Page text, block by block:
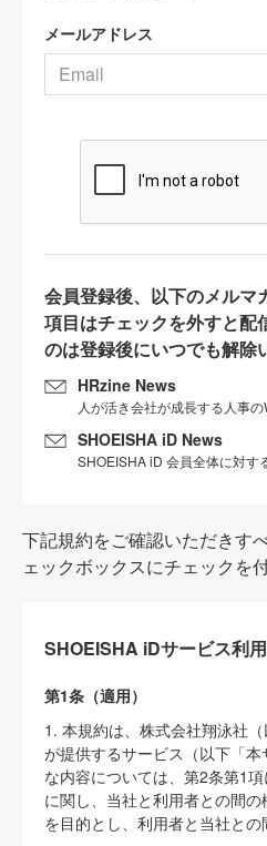
メールアドレス
会員登録後、以下のメルマ
項目はチェックを外すと配
のは登録後にいつでも解除
HRzine News
人が活き会社が成長する人事
SHOEISHA iD News
SHOEISHA iD 会員全体に対す
下記規約をご確認いただきす
ェックボックスにチェックを
SHOEISHA iDサービス利
第1条（適用）
1. 本規約は、株式会社翔泳社（
が提供するサービス（以下「
な内容については、第2条第1項
に関し、当社と利用者との間
を目的とし、利用者と当社との